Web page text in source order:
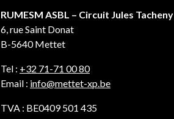
RUMESM ASBL – Circuit Jules Tacheny
6, rue Saint Donat
B-5640 Mettet
Tel : +32 71-71 00 80
Email : info@mettet-xp.be
TVA : BE0409 501 435